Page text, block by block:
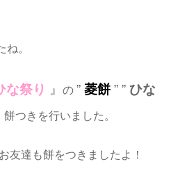
ね。
な祭り 』の”菱餅 ” ”ひな
つきを行いました。
友達も餅をつきましたよ！